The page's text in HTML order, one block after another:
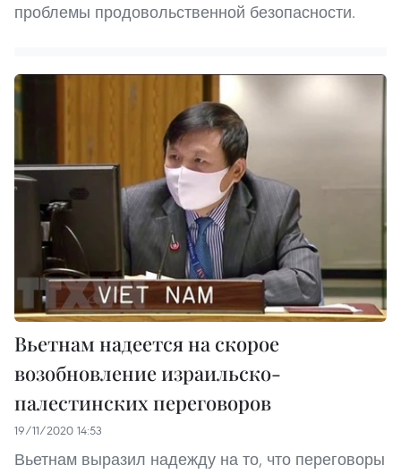
проблемы продовольственной безопасности.
Вьетнам надеется на скорое
возобновление израильско-
палестинских переговоров
19/11/2020 14:53
Вьетнам выразил надежду на то, что переговоры